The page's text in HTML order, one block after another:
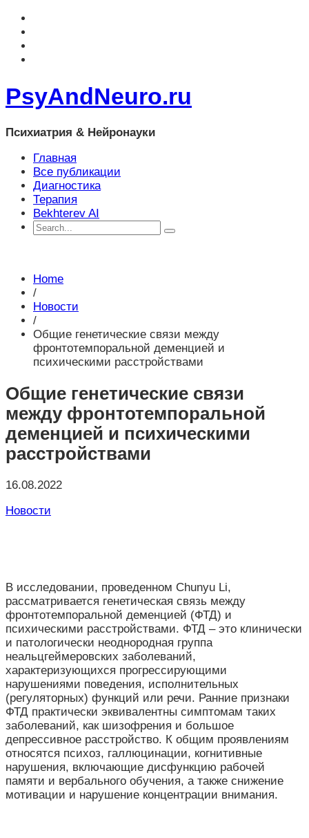
PsyAndNeuro.ru
Психиатрия & Нейронауки
Главная
Все публикации
Диагностика
Терапия
Bekhterev AI
Home
/
Новости
/
Общие генетические связи между
фронтотемпоральной деменцией и
психическими расстройствами
Общие генетические связи
между фронтотемпоральной
деменцией и психическими
расстройствами
16.08.2022
Новости
В исследовании, проведенном Chunyu Li,
рассматривается генетическая связь между
фронтотемпоральной деменцией (ФТД) и
психическими расстройствами. ФТД –это клинически
и патологически неоднородная группа
неальцгеймеровских заболеваний,
характеризующихся прогрессирующими
нарушениями поведения, исполнительных
(регуляторных) функций или речи. Ранние признаки
ФТД практически эквивалентны симптомам таких
заболеваний, как шизофрения и большое
депрессивное расстройство. К общим проявлениям
относятся психоз, галлюцинации, когнитивные
нарушения, включающие дисфункцию рабочей
памяти и вербального обучения, а также снижение
мотивации и нарушение концентрации внимания.